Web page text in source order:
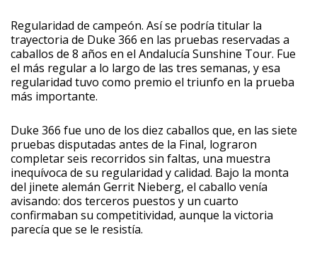
Regularidad de campeón. Así se podría titular la
trayectoria de Duke 366 en las pruebas reservadas a
caballos de 8 años en el Andalucía Sunshine Tour. Fue
el más regular a lo largo de las tres semanas, y esa
regularidad tuvo como premio el triunfo en la prueba
más importante.
Duke 366 fue uno de los diez caballos que, en las siete
pruebas disputadas antes de la Final, lograron
completar seis recorridos sin faltas, una muestra
inequívoca de su regularidad y calidad. Bajo la monta
del jinete alemán Gerrit Nieberg, el caballo venía
avisando: dos terceros puestos y un cuarto
confirmaban su competitividad, aunque la victoria
parecía que se le resistía.